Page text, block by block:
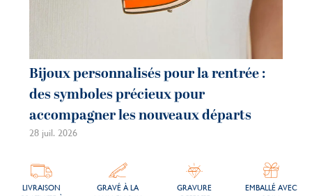
Bijoux personnalisés pour la rentrée :
des symboles précieux pour
accompagner les nouveaux départs
28 juil. 2026
LIVRAISON
GRAVÉ À LA
GRAVURE
EMBALLÉ AVEC